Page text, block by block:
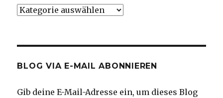
Kategorien
BLOG VIA E-MAIL ABONNIEREN
Gib deine E-Mail-Adresse ein, um dieses Blog